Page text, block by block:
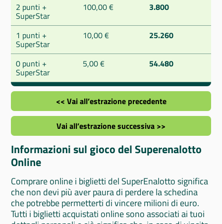
2 punti +
SuperStar
100,00 € 3.800
1 punti +
SuperStar
10,00 € 25.260
0 punti +
SuperStar
5,00 € 54.480
<< Vai all’estrazione precedente
Vai all’estrazione successiva >>
Informazioni sul gioco del Superenalotto
Online
Comprare online i biglietti del SuperEnalotto significa
che non devi più aver paura di perdere la schedina
che potrebbe permetterti di vincere milioni di euro.
Tutti i biglietti acquistati online sono associati ai tuoi